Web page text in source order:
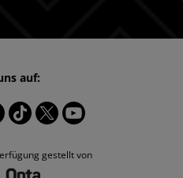
gestellt von
auf: